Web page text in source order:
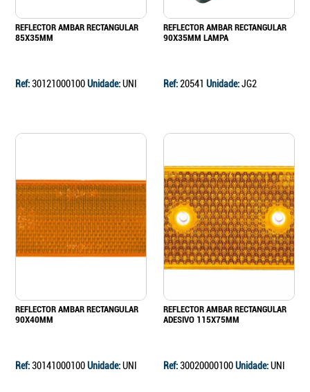
REFLECTOR AMBAR RECTANGULAR
85X35MM
Ref:30121000100Unidade:UNI
REFLECTOR AMBAR RECTANGULAR
90X35MM LAMPA
Ref:20541 Unidade:JG2
REFLECTOR AMBAR RECTANGULAR
90X40MM
Ref:30141000100Unidade:UNI
REFLECTOR AMBAR RECTANGULAR
ADESIVO 115X75MM
Ref:30020000100Unidade:UNI